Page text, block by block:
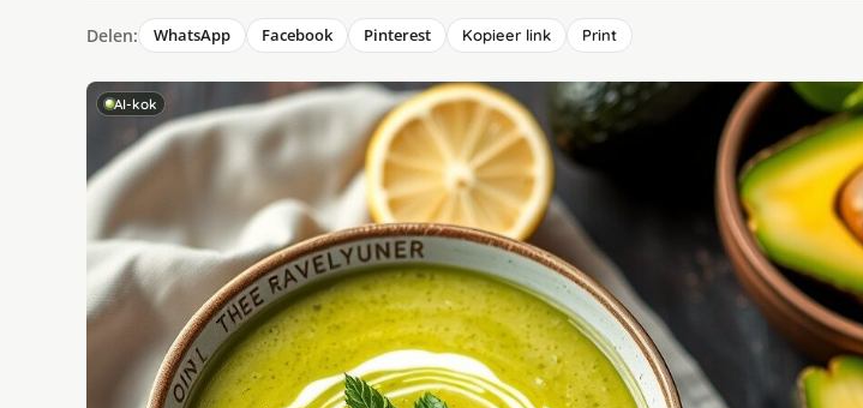
Delen: WhatsApp Facebook Pinterest Kopieer link Print
AI-kok